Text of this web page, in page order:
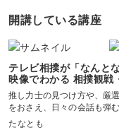
相撲ディレクターとして
間ドラマに触れてきまし
一瞬で勝負が決まる中
ミーハー目線も大歓迎な
「わかる！楽しい！」
開講している講座
テレビ相撲が「なんと
映像でわかる 相撲観戦
推し力士の見つけ方や、厳
をおさえ、日々の会話も弾
たなとも